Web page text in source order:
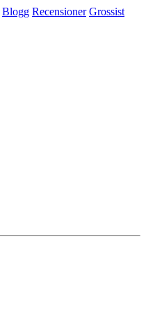
Blogg Recensioner Grossist